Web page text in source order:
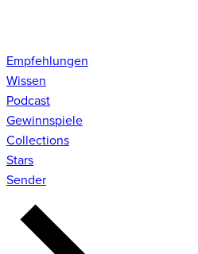
Empfehlungen
Wissen
Podcast
Gewinnspiele
Collections
Stars
Sender